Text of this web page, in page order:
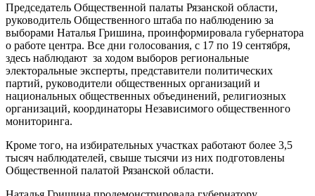
Председатель Общественной палаты Рязанской области,
руководитель Общественного штаба по наблюдению за
выборами Наталья Гришина, проинформировала губернатора
о работе центра. Все дни голосования, с 17 по 19 сентября,
здесь наблюдают за ходом выборов региональные
электоральные эксперты, представители политических
партий, руководители общественных организаций и
национальных общественных объединений, религиозных
организаций, координаторы Независимого общественного
мониторинга.
Кроме того, на избирательных участках работают более 3,5
тысяч наблюдателей, свыше тысячи из них подготовлены
Общественной палатой Рязанской области.